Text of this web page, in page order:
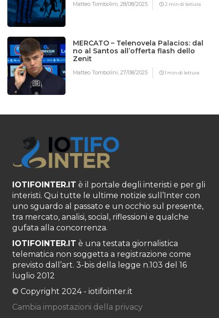
Matteo Tombolini,28/08/2025 2 min di lettura
MERCATO – Telenovela Palacios: dal
no al Santos all’offerta flash dello
Zenit
Matteo Tombolini,27/08/2025 1 min di lettura
IOTIFOINTER.IT è il portale degli interisti e per gli
interisti. Qui tutte le ultime notizie sull’Inter con
uno sguardo al passato e un occhio sul presente,
tra mercato, analisi, social, riflessioni e qualche
gufata alla concorrenza.
IOTIFOINTER.IT è una testata giornalistica
telematica non soggetta a registrazione come
previsto dall’art. 3-bis della legge n.103 del 16
luglio 2012
© Copyright 2024 - iotifointer.it
Cambia impostazioni della privacy